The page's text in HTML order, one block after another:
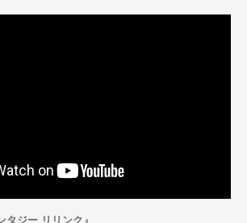
タジー リリンク』